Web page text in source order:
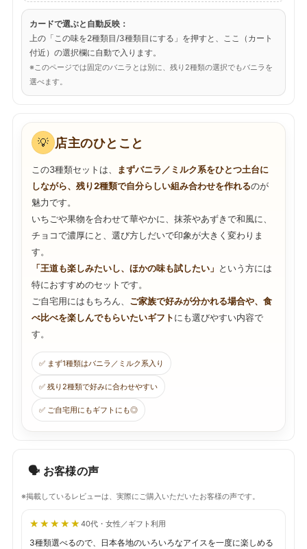
カードで選ぶと自動反映：
上の「この味を2種類目/3種類目にする」を押すと、ここ（カート
付近）の選択欄に自動で入ります。
※このページでは固定のバニラとは別に、残り2種類の選択でもバニラを
選べます。
💡 店主のひとこと
この3種類セットは、
まずバニラ／ミルク系をひとつ土台に
しながら、残り2種類で自分らしい組み合わせを作れるのが
魅力です。
いちごや果物を合わせて華やかに、抹茶やあずきで和風に、
チョコで濃厚にと、選び方しだいで印象が大きく変わりま
す。
「王道も楽しみたいし、ほかの味も試したい」 という方には
特におすすめのセットです。
ご自宅用にはもちろん、 ご家族で好みが分かれる場合や、食
べ比べを楽しんでもらいたいギフトにも選びやすい内容で
す。
✅ まず1種類はバニラ／ミルク系入り
✅ 残り2種類で好みに合わせやすい
✅ ご自宅用にもギフトにも◎
🗣 お客様の声
※掲載しているレビューは、実際にご購入いただいたお客様の声です。
★★★★★
★★★★★ 40代・女性／ギフト利用
3種類選べるので、日本各地のいろいろなアイスを一度に楽しめる